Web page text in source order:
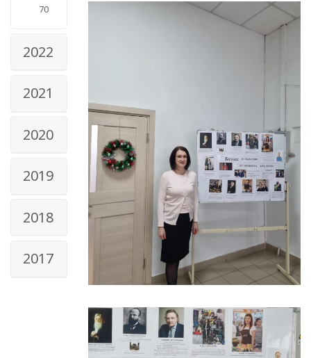
70
2022
2021
2020
2019
2018
2017